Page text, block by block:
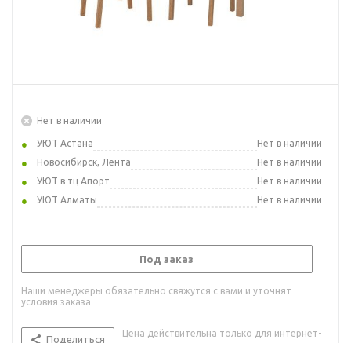
Нет в наличии
УЮТ Астана
Нет в наличии
Новосибирск, Лента
Нет в наличии
УЮТ в тц Апорт
Нет в наличии
УЮТ Алматы
Нет в наличии
Под заказ
Наши менеджеры обязательно свяжутся с вами и уточнят
условия заказа
Поделиться
Цена действительна только для интернет-